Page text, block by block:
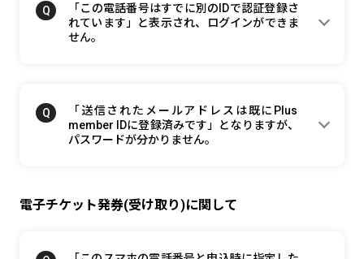
「この電話番号はすでに別のIDで認証登録さ
れています」と表示され、ログインができま
せん。
「送信されたメールアドレスは既にPlus
member IDに登録済みです」となりますが、
パスワードが分かりません。
電子チケット発券(受け取り)に関して